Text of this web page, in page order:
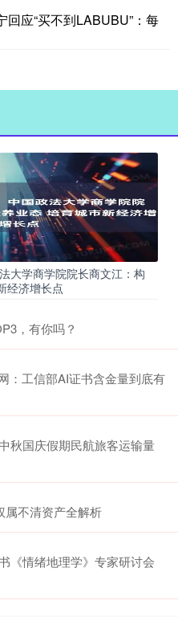
回应“买不到LABUBU”：每
大学商学院院长商文江：构
经济增长点
，有你吗？
：工信部AI证书含金量到底有
秋国庆假期民航旅客运输量
属不清资产全解析
《情绪地理学》专家研讨会